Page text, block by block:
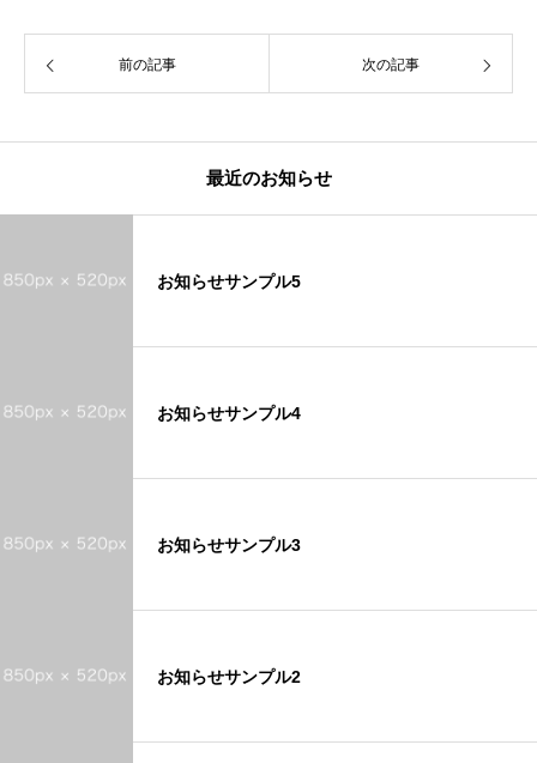
前の記事 次の記事
最近のお知らせ
お知らせサンプル5
お知らせサンプル4
お知らせサンプル3
お知らせサンプル2